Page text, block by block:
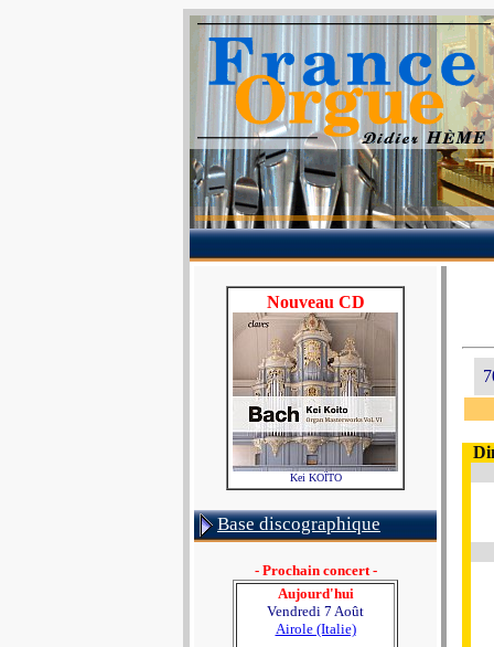
Nouveau CD
Kei KOÏTO
Base discographique
- Prochain concert -
Aujourd'hui
Vendredi 7 Août
Airole (Italie)